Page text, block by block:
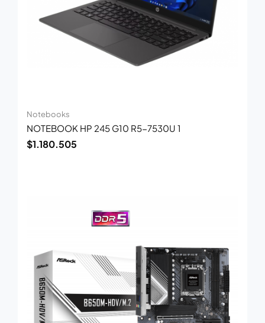
Notebooks
NOTEBOOK HP 245 G10 R5-7530U 1
$1.180.505